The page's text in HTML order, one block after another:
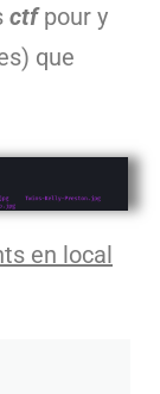
ctfpour y
que
en local